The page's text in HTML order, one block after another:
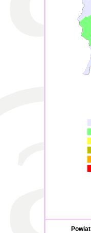
Powiat